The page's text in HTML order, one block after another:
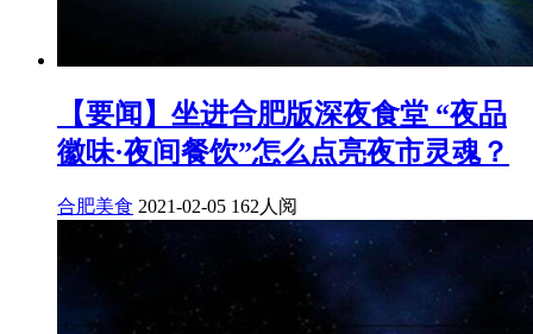
【要闻】坐进合肥版深夜食堂 “夜品
徽味·夜间餐饮”怎么点亮夜市灵魂？
合肥美食 2021-02-05 162人阅